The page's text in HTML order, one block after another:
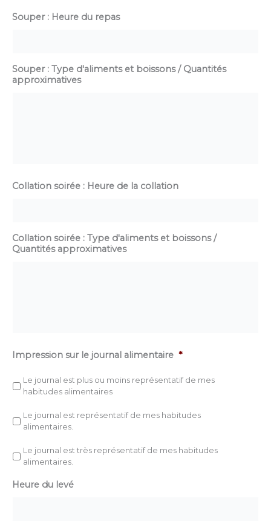
Souper : Heure du repas
Souper : Type d'aliments et boissons / Quantités
approximatives
Collation soirée : Heure de la collation
Collation soirée : Type d'aliments et boissons /
Quantités approximatives
Impression sur le journal alimentaire *
Le journal est plus ou moins représentatif de mes
habitudes alimentaires
Le journal est représentatif de mes habitudes
alimentaires.
Le journal est très représentatif de mes habitudes
alimentaires.
Heure du levé